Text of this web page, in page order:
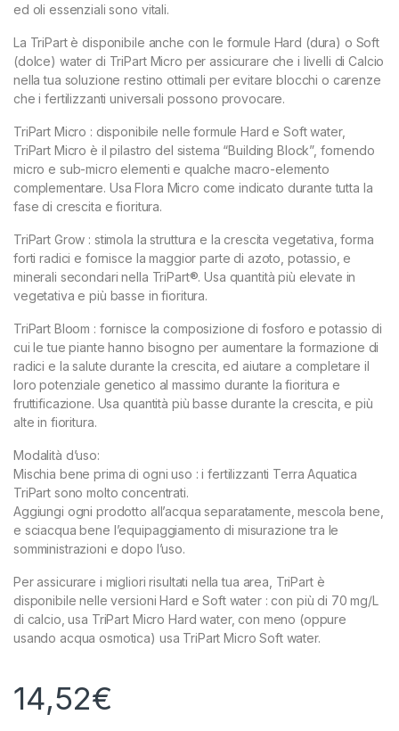
ed oli essenziali sono vitali.
La TriPart è disponibile anche con le formule Hard (dura) o Soft
(dolce) water di TriPart Micro per assicurare che i livelli di Calcio
nella tua soluzione restino ottimali per evitare blocchi o carenze
che i fertilizzanti universali possono provocare.
TriPart Micro : disponibile nelle formule Hard e Soft water,
TriPart Micro è il pilastro del sistema “Building Block”, fornendo
micro e sub-micro elementi e qualche macro-elemento
complementare. Usa Flora Micro come indicato durante tutta la
fase di crescita e fioritura.
TriPart Grow : stimola la struttura e la crescita vegetativa, forma
forti radici e fornisce la maggior parte di azoto, potassio, e
minerali secondari nella TriPart®. Usa quantità più elevate in
vegetativa e più basse in fioritura.
TriPart Bloom : fornisce la composizione di fosforo e potassio di
cui le tue piante hanno bisogno per aumentare la formazione di
radici e la salute durante la crescita, ed aiutare a completare il
loro potenziale genetico al massimo durante la fioritura e
fruttificazione. Usa quantità più basse durante la crescita, e più
alte in fioritura.
Modalità d’uso:
Mischia bene prima di ogni uso : i fertilizzanti Terra Aquatica
TriPart sono molto concentrati.
Aggiungi ogni prodotto all’acqua separatamente, mescola bene,
e sciacqua bene l’equipaggiamento di misurazione tra le
somministrazioni e dopo l’uso.
Per assicurare i migliori risultati nella tua area, TriPart è
disponibile nelle versioni Hard e Soft water : con più di 70 mg/L
di calcio, usa TriPart Micro Hard water, con meno (oppure
usando acqua osmotica) usa TriPart Micro Soft water.
14,52€